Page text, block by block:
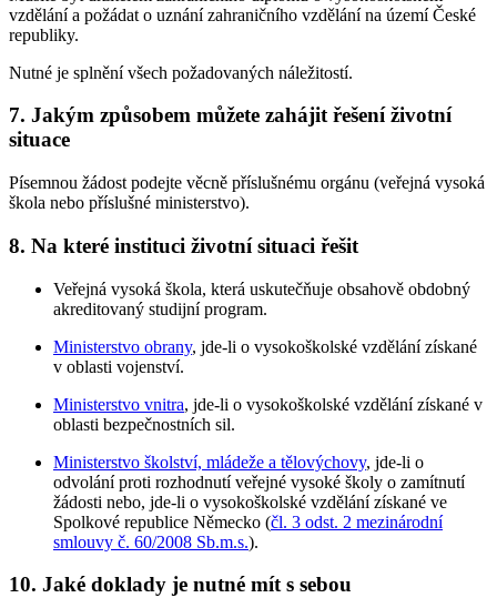
vzdělání a požádat o uznání zahraničního vzdělání na území České
republiky.
Nutné je splnění všech požadovaných náležitostí.
7. Jakým způsobem můžete zahájit řešení životní
situace
Písemnou žádost podejte věcně příslušnému orgánu (veřejná vysoká
škola nebo příslušné ministerstvo).
8. Na které instituci životní situaci řešit
Veřejná vysoká škola, která uskutečňuje obsahově obdobný
akreditovaný studijní program.
Ministerstvo obrany, jde-li o vysokoškolské vzdělání získané
v oblasti vojenství.
Ministerstvo vnitra, jde-li o vysokoškolské vzdělání získané v
oblasti bezpečnostních sil.
Ministerstvo školství, mládeže a tělovýchovy, jde-li o
odvolání proti rozhodnutí veřejné vysoké školy o zamítnutí
žádosti nebo, jde-li o vysokoškolské vzdělání získané ve
Spolkové republice Německo (čl. 3 odst. 2 mezinárodní
smlouvy č. 60/2008 Sb.m.s.).
10. Jaké doklady je nutné mít s sebou